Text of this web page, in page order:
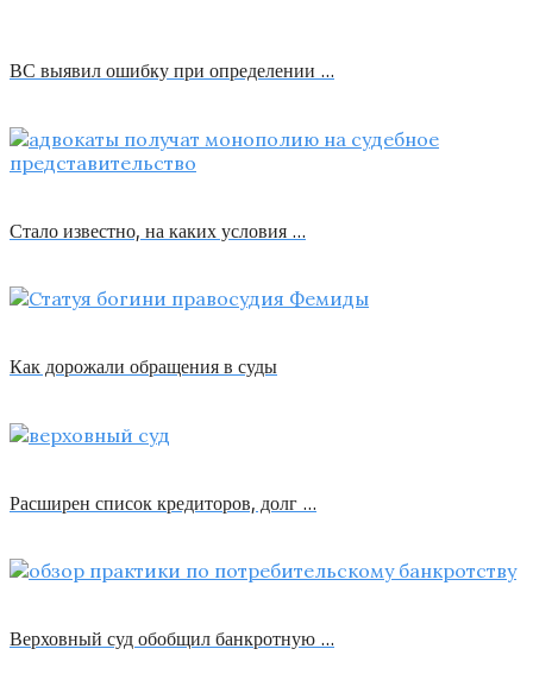
ВС выявил ошибку при определении …
Стало известно, на каких условия …
Как дорожали обращения в суды
Расширен список кредиторов, долг …
Верховный суд обобщил банкротную …